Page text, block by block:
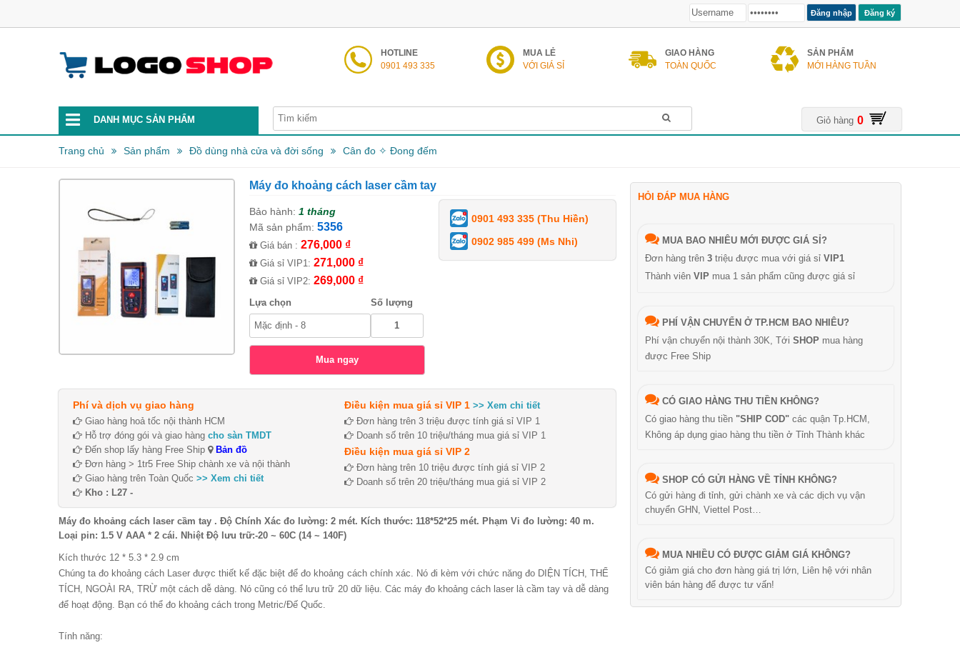
Đăng ký
HOTLINE
0901 493 335
MUA LẺ
VỚI GIÁ SỈ
GIAO HÀNG
TOÀN QUỐC
SẢN PHẨM
MỚI HÀNG TUẦN
Giỏ hàng 0
DANH MỤC SẢN PHẨM
Trang chủ Sản phẩm Đồ dùng nhà cửa và đời sống Cân đo ✧ Đong đếm
Máy đo khoảng cách laser cầm tay
Bảo hành: 1 tháng
Mã sản phẩm: 5356
Giá bán : 276,000 ₫
Giá sỉ VIP1: 271,000 ₫
Giá sỉ VIP2: 269,000 ₫
Lựa chọn Số lượng
0901 493 335 (Thu Hiền)
0902 985 499 (Ms Nhi)
Phí và dịch vụ giao hàng
Giao hàng hoả tốc nội thành HCM
Hỗ trợ đóng gói và giao hàng cho sàn TMDT
Đến shop lấy hàng Free Ship
Bản đồ
Đơn hàng > 1tr5 Free Ship chành xe và nội thành
Giao hàng trên Toàn Quốc >> Xem chi tiết
Kho : L27 -
Điều kiện mua giá sỉ VIP 1 >> Xem chi tiết
Đơn hàng trên 3 triệu được tính giá sỉ VIP 1
Doanh số trên 10 triệu/tháng mua giá sỉ VIP 1
Điều kiện mua giá sỉ VIP 2
Đơn hàng trên 10 triệu được tính giá sỉ VIP 2
Doanh số trên 20 triệu/tháng mua giá sỉ VIP 2
Máy đo khoảng cách laser cầm tay . Độ Chính Xác đo lường: 2 mét. Kích thước: 118*52*25 mét. Phạm Vi đo lường: 40 m.
Loại pin: 1.5 V AAA * 2 cái. Nhiệt Độ lưu trữ:-20 ~ 60C (14 ~ 140F)
Kích thước 12 * 5.3 * 2.9 cm
Chúng ta đo khoảng cách Laser được thiết kế đặc biệt để đo khoảng cách chính xác. Nó đi kèm với chức năng đo DIỆN TÍCH, THỂ
TÍCH, NGOÀI RA, TRỪ một cách dễ dàng. Nó cũng có thể lưu trữ 20 dữ liệu. Các máy đo khoảng cách laser là cầm tay và dễ dàng
để hoạt động. Bạn có thể đo khoảng cách trong Metric/Đế Quốc.
Tính năng:
HỎI ĐÁP MUA HÀNG
MUA BAO NHIÊU MỚI ĐƯỢC GIÁ SỈ?
Đơn hàng trên 3 triệu được mua với giá sỉ VIP1
Thành viên VIP mua 1 sản phẩm cũng được giá sỉ
PHÍ VẬN CHUYỂN Ở TP.HCM BAO NHIÊU?
Phí vận chuyển nội thành 30K, Tới SHOP mua hàng
được Free Ship
CÓ GIAO HÀNG THU TIỀN KHÔNG?
Có giao hàng thu tiền "SHIP COD" các quận Tp.HCM,
Không áp dụng giao hàng thu tiền ở Tỉnh Thành khác
SHOP CÓ GỬI HÀNG VỀ TỈNH KHÔNG?
Có gửi hàng đi tỉnh, gửi chành xe và các dịch vụ vận
chuyển GHN, Viettel Post…
MUA NHIỀU CÓ ĐƯỢC GIẢM GIÁ KHÔNG?
Có giảm giá cho đơn hàng giá trị lớn, Liên hệ với nhân
viên bán hàng để được tư vấn!